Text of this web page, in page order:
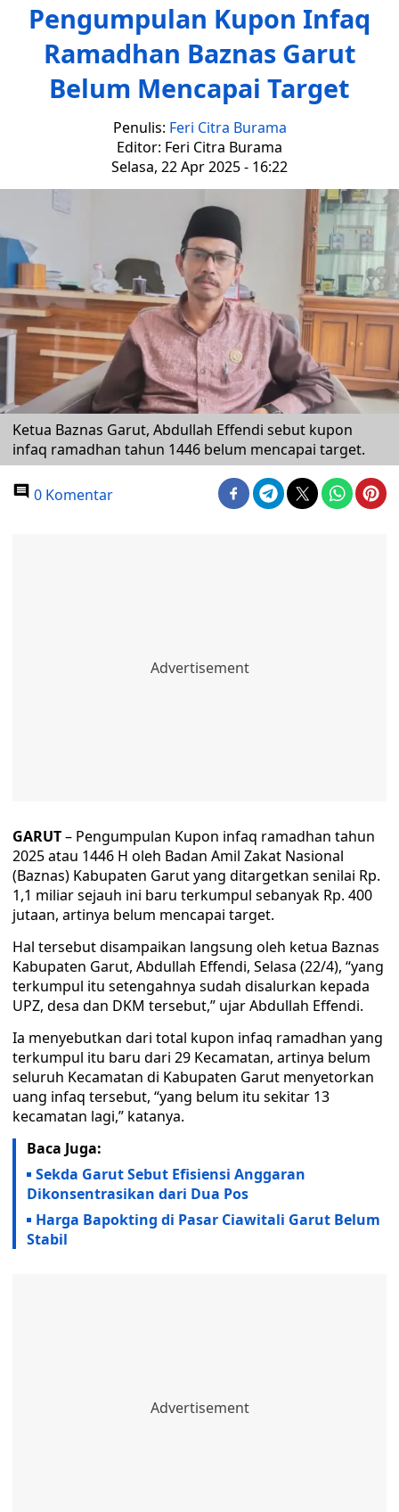
Pengumpulan Kupon Infaq
Ramadhan Baznas Garut
Belum Mencapai Target
Penulis: Feri Citra Burama
Editor: Feri Citra Burama
Selasa, 22 Apr 2025 - 16:22
Ketua Baznas Garut, Abdullah Effendi sebut kupon
infaq ramadhan tahun 1446 belum mencapai target.
0 Komentar
GARUT– Pengumpulan Kupon infaq ramadhan tahun
2025 atau 1446 H oleh Badan Amil Zakat Nasional
(Baznas) Kabupaten Garut yang ditargetkan senilai Rp.
1,1 miliar sejauh ini baru terkumpul sebanyak Rp. 400
jutaan, artinya belum mencapai target.
Hal tersebut disampaikan langsung oleh ketua Baznas
Kabupaten Garut, Abdullah Effendi, Selasa (22/4), “yang
terkumpul itu setengahnya sudah disalurkan kepada
UPZ, desa dan DKM tersebut,” ujar Abdullah Effendi.
Ia menyebutkan dari total kupon infaq ramadhan yang
terkumpul itu baru dari 29 Kecamatan, artinya belum
seluruh Kecamatan di Kabupaten Garut menyetorkan
uang infaq tersebut, “yang belum itu sekitar 13
kecamatan lagi,” katanya.
Baca Juga:
Sekda Garut Sebut Efisiensi Anggaran
Dikonsentrasikan dari Dua Pos
Harga Bapokting di Pasar Ciawitali Garut Belum
Stabil